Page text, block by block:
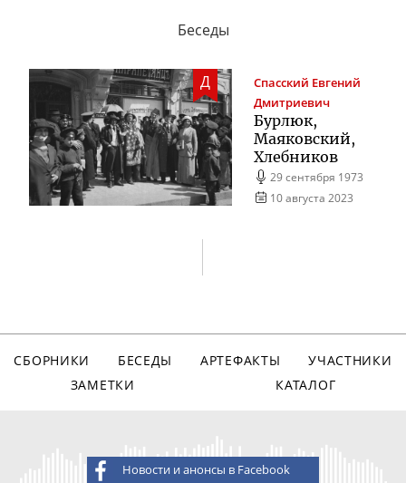
Беседы
Д Спасский Евгений
Дмитриевич
Бурлюк,
Маяковский,
Хлебников
29 сентября 1973
10 августа 2023
СБОРНИКИ БЕСЕДЫ АРТЕФАКТЫ
УЧАСТНИКИ
ЗАМЕТКИ
КАТАЛОГ
Новости и анонсы в Facebook